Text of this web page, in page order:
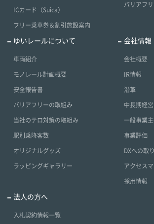
ICカード（Suica）
フリー乗車券＆割引施設案内
バリアフ
ゆいレールについて
車両紹介
モノレール計画概要
安全報告書
バリアフリーの取組み
当社のテロ対策の取組み
駅別乗降客数
オリジナルグッズ
ラッピングギャラリー
会社情報
会社概要
IR情報
沿革
中長期経
一般事業
事業評価
DXへの取
アクセス
採用情報
法人の方へ
入札契約情報一覧